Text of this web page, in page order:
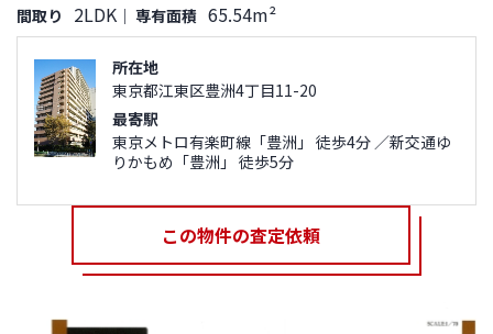
間取り 2LDK ｜ 専有面積 65.54m²
所在地
東京都江東区豊洲4丁目11-20
最寄駅
東京メトロ有楽町線「豊洲」 徒歩4分 ／新交通ゆ
りかもめ「豊洲」 徒歩5分
この物件の査定依頼